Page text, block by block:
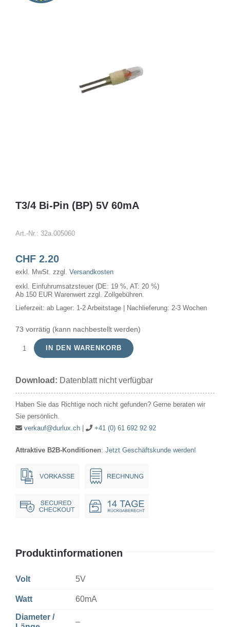
T3/4 Bi-Pin (BP) 5V 60mA
Art.-Nr.: 32a.005060
CHF2.20
exkl. MwSt. zzgl. Versandkosten
exkl. Einfuhrumsatzsteuer (DE: 19 %, AT: 20 %)
Ab 150 EUR Warenwert zzgl. Zollgebühren.
Lieferzeit: ab Lager: 1-2 Arbeitstage | Nachlieferung: 2-3 Wochen
73 vorrätig (kann nachbestellt werden)
T3/4
Pin
60mA
IN DEN WARENKORB
Download: Datenblatt nicht verfügbar
Haben Sie das Richtige noch nicht gefunden? Gerne beraten wir
Sie persönlich.
verkauf@durlux.ch| +41 (0) 61 692 92 92
Attraktive B2B-Konditionen: Jetzt Geschäftskunde werden!
Produktinformationen
Volt 5V
Watt 60mA
Diameter /
–